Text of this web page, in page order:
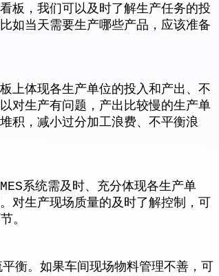
板，我们可以及时了解生产任务的投
如当天需要生产哪些产品，应该准备
上体现各生产单位的投入和产出、不
对生产有问题，产出比较慢的生产单
积，减小过分加工浪费、不平衡浪
系统需及时、充分体现各生产单
对生产现场质量的及时了解控制，可
。
衡。如果车间现场物料管理不善，可